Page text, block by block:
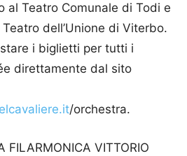
al Teatro Comunale di Todi e
dell’Unione di Viterbo.
i biglietti per tutti i
direttamente dal sito
/orchestra.
FILARMONICA VITTORIO